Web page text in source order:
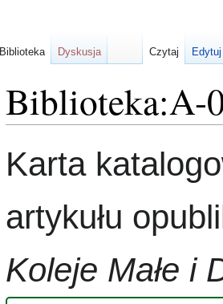
Biblioteka:A-
do
do
Karta
artykułu
Koleje Małe i
Biblioteka Dyskusja Czytaj